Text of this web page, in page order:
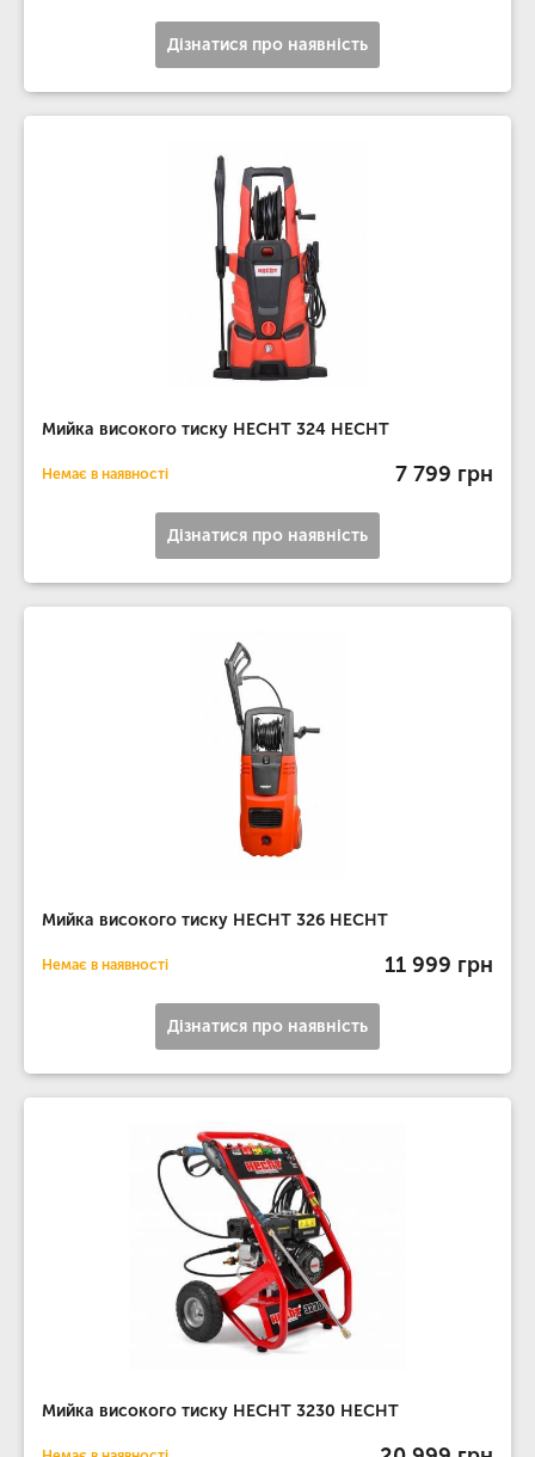
Дізнатися про наявність
Мийка високого тиску HECHT 324 HECHT
Немає в наявності 7 799 грн
Дізнатися про наявність
Мийка високого тиску HECHT 326 HECHT
Немає в наявності 11 999 грн
Дізнатися про наявність
Мийка високого тиску HECHT 3230 HECHT